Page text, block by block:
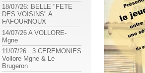
18/07/26: BELLE "FETE
DES VOISINS" A
FAFOURNOUX
14/07/26 A VOLLORE-
Mgne
11/07/26 : 3 CEREMONIES
Vollore-Mgne & Le
Brugeron